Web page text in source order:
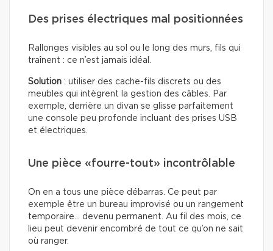
Des prises électriques mal positionnées
Rallonges visibles au sol ou le long des murs, fils qui
traînent : ce n’est jamais idéal.
Solution : utiliser des cache-fils discrets ou des
meubles qui intègrent la gestion des câbles. Par
exemple, derrière un divan se glisse parfaitement
une console peu profonde incluant des prises USB
et électriques.
Une pièce «fourre-tout» incontrôlable
On en a tous une pièce débarras. Ce peut par
exemple être un bureau improvisé ou un rangement
temporaire… devenu permanent. Au fil des mois, ce
lieu peut devenir encombré de tout ce qu’on ne sait
où ranger.